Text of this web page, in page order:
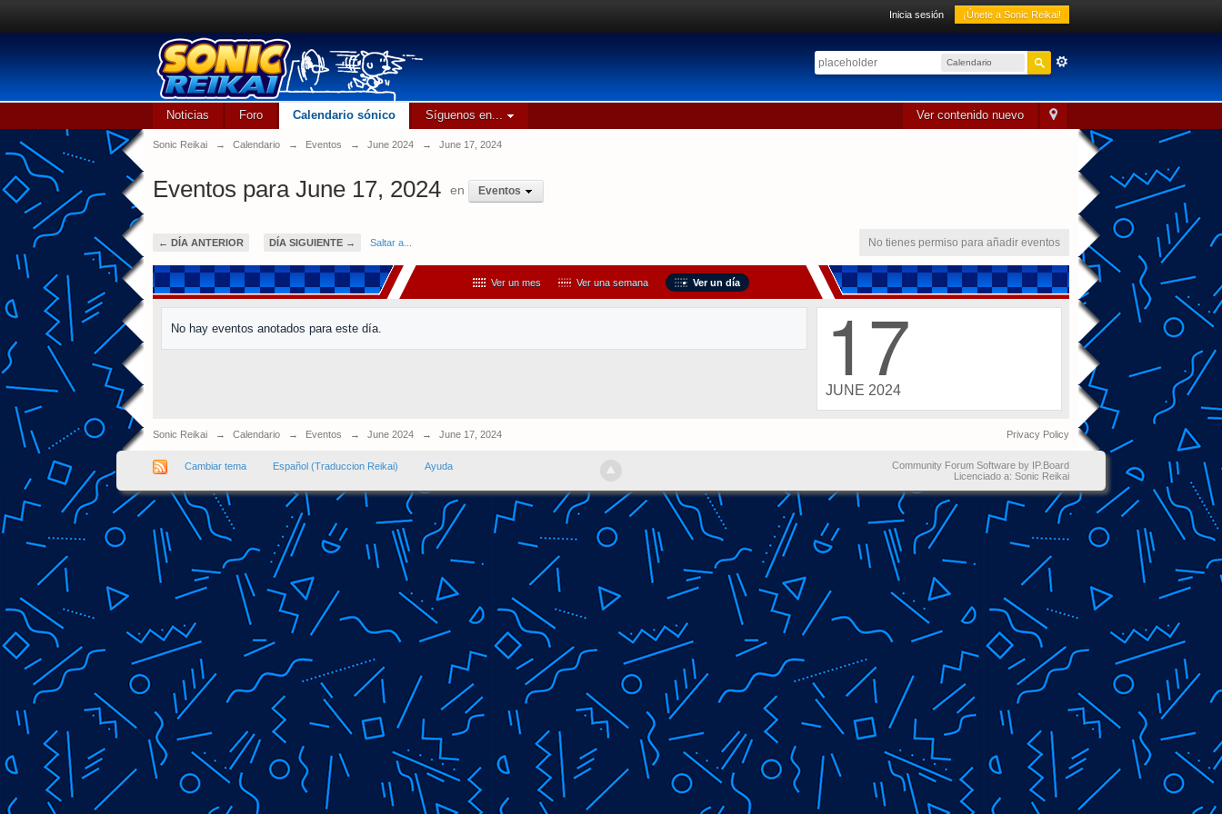
Inicia sesión ¡Únete a Sonic Reikai!
Calendario
sónico
Ver contenido nuevo
Noticias Foro Calendario sónico Síguenos en...
Sonic Reikai → Calendario → Eventos → June 2024 → June 17, 2024
Eventos para June 17, 2024 en Eventos
← DÍA ANTERIOR DÍA SIGUIENTE → Saltar a... No tienes permiso para añadir eventos
Ver un mes Ver una semana Ver un día
No hay eventos anotados para este día. 17
JUNE 2024
Sonic Reikai → Calendario → Eventos → June 2024 → June 17, 2024 Privacy Policy
Cambiar tema Español (Traduccion Reikai) Ayuda
Community Forum Software by IP.Board
Licenciado a: Sonic Reikai